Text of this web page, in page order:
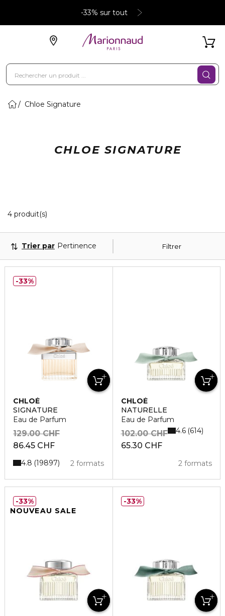
-33% sur tout
Chloe Signature
CHLOE SIGNATURE
4 produit(s)
Filtrer
Trier par Pertinence
CHLOÉ
SIGNATURE
Eau de Parfum
86.45 CHF
129.00 CHF
2 formats
4.8 19897
33%
CHLOÉ
NATURELLE
Eau de Parfum
65.30 CHF
102.00 CHF
2 formats
4.6 614
NOUVEAU SALE
33% 33%